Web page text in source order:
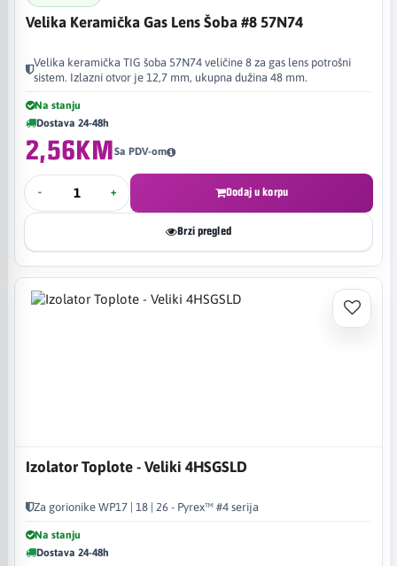
Velika Keramička Gas Lens Šoba #8 57N74
Velika keramička TIG šoba 57N74 veličine 8 za gas lens potrošni
sistem. Izlazni otvor je 12,7 mm, ukupna dužina 48 mm.
Na stanju
Dostava 24-48h
2,56KMSa PDV-om
- + Dodaj u korpu
Brzi pregled
Izolator Toplote - Veliki 4HSGSLD
Za gorionike WP17 | 18 | 26 - Pyrex™ #4 serija
Na stanju
Dostava 24-48h